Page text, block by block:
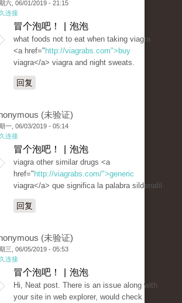
六, 06/01/2019 - 21:15
连接
冒个泡吧！ | 泡泡
what foods not to eat when taking viagra
<a href=" http://viagrabs.com">buy
viagra</a> viagra and night sweats.
回复
(未验证)
一, 06/03/2019 - 05:14
连接
冒个泡吧！ | 泡泡
viagra other similar drugs <a
href=" http://viagrabs.com/">generic
viagra</a> que significa la palabra sildenafil.
回复
(未验证)
三, 06/05/2019 - 05:53
连接
冒个泡吧！ | 泡泡
Hi, Neat post. There is an issue along with
your site in web explorer, would check